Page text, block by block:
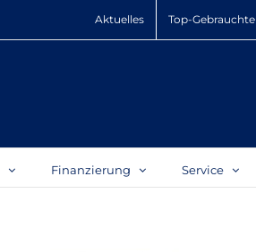
Aktuelles Top-Gebrauchte
Finanzierung Service